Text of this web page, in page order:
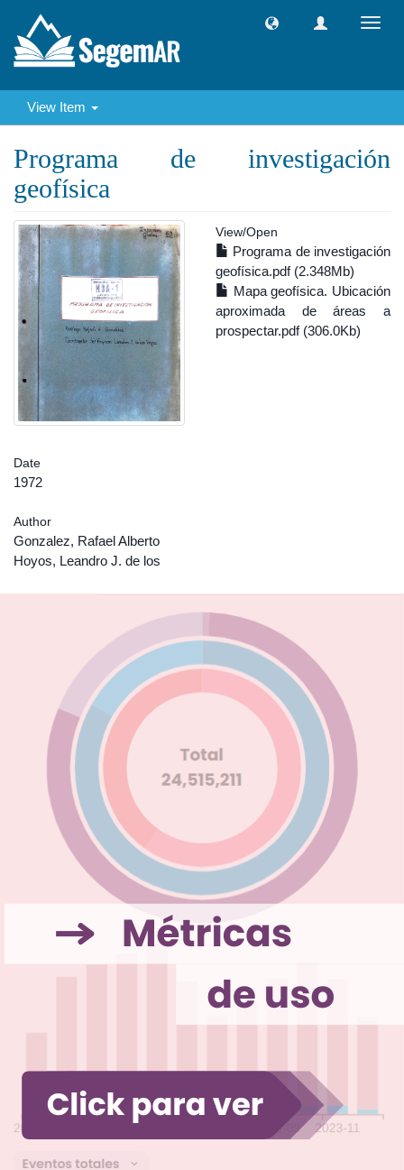
View Item
Programa de investigación
geofísica
View/Open
Programa de investigación
geofísica.pdf (2.348Mb)
Mapa geofísica. Ubicación
aproximada de áreas a
prospectar.pdf (306.0Kb)
Date
1972
Author
Gonzalez, Rafael Alberto
Hoyos, Leandro J. de los